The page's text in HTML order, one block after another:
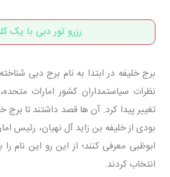
رزرو تور دبی با یک
برج خلیفه در ابتدا به نام برج دبی
نظرات سیاستمداران کشور امارات
تغییر پیدا کرد. آن ها قصد داشتند تا برج
بودی از خلیفه بن زاید آل نهیان، رئیس
ابوظبی معرفی کنند؛ از این رو این نام
انتخاب کردند.